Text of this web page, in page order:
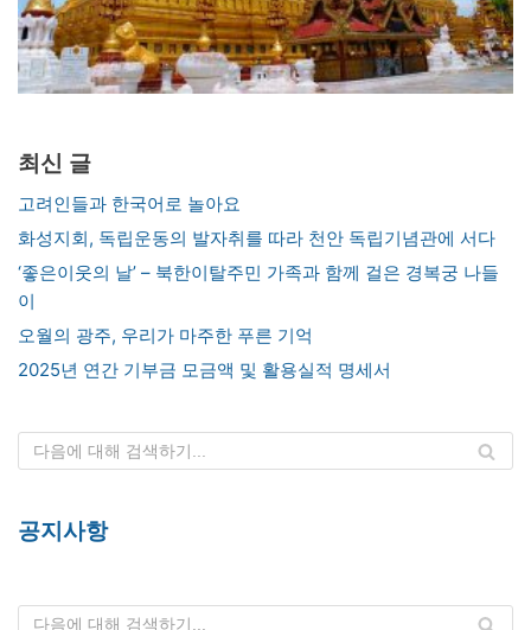
최신 글
고려인들과 한국어로 놀아요
화성지회, 독립운동의 발자취를 따라 천안 독립기념관에 서다
‘좋은이웃의 날’ – 북한이탈주민 가족과 함께 걸은 경복궁 나들
이
오월의 광주, 우리가 마주한 푸른 기억
2025년 연간 기부금 모금액 및 활용실적 명세서
공지사항